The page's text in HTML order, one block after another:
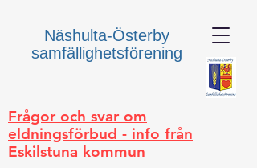
Näshulta-Österby
samfällighetsförening
Frågor och svar om
eldningsförbud - info från
Eskilstuna kommun